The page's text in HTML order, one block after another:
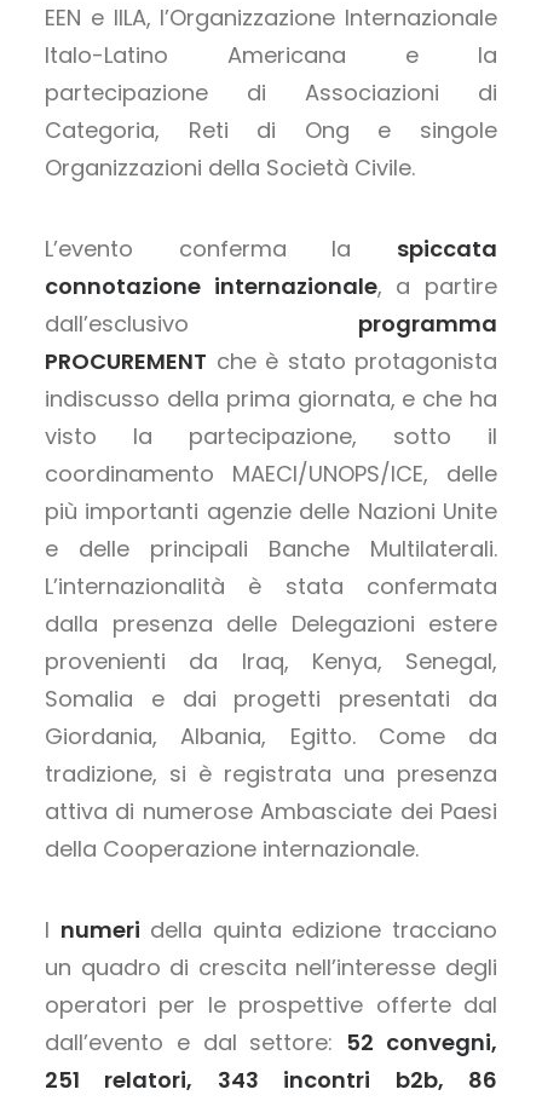
EEN e IILA, l’Organizzazione Internazionale
Italo-Latino Americana e la
partecipazione di Associazioni di
Categoria, Reti di Ong e singole
Organizzazioni della Società Civile.
L’evento conferma la spiccata
connotazione internazionale, a partire
dall’esclusivo programma
PROCUREMENT che è stato protagonista
indiscusso della prima giornata, e che ha
visto la partecipazione, sotto il
coordinamento MAECI/UNOPS/ICE, delle
più importanti agenzie delle Nazioni Unite
e delle principali Banche Multilaterali.
L’internazionalità è stata confermata
dalla presenza delle Delegazioni estere
provenienti da Iraq, Kenya, Senegal,
Somalia e dai progetti presentati da
Giordania, Albania, Egitto. Come da
tradizione, si è registrata una presenza
attiva di numerose Ambasciate dei Paesi
della Cooperazione internazionale.
I numeri della quinta edizione tracciano
un quadro di crescita nell’interesse degli
operatori per le prospettive offerte dal
dall’evento e dal settore: 52 convegni,
251 relatori, 343 incontri b2b, 86